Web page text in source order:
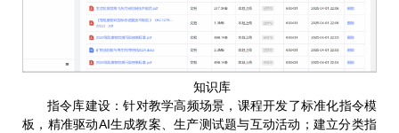
知识库
指令库建设 ：针对教学高频场景， 课程开发了标准化指令模
板 ， 精准驱动AI生成教案、生产测试题与互动活动；建立分类指